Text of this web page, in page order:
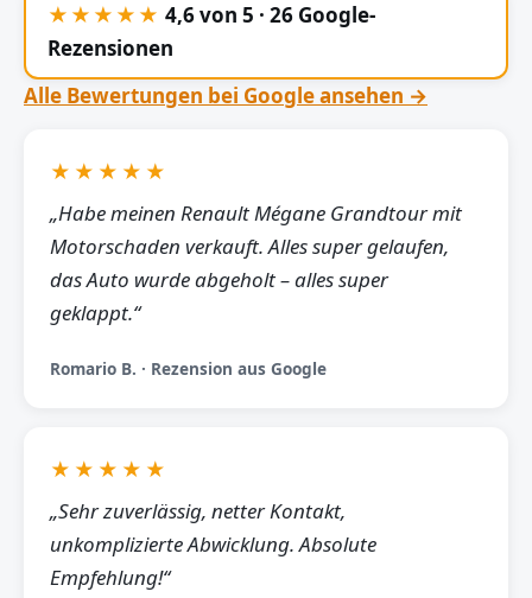
★★★★★ 4,6 von 5 · 26 Google-
Rezensionen
Alle Bewertungen bei Google ansehen →
★★★★★
„Habe meinen Renault Mégane Grandtour mit
Motorschaden verkauft. Alles super gelaufen,
das Auto wurde abgeholt – alles super
geklappt.“
Romario B. · Rezension aus Google
★★★★★
„Sehr zuverlässig, netter Kontakt,
unkomplizierte Abwicklung. Absolute
Empfehlung!“